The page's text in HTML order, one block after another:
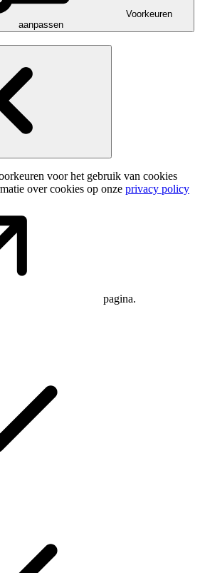
Voorkeuren
aanpassen
voor het gebruik van cookies
over cookies op onze privacy policy
pagina.